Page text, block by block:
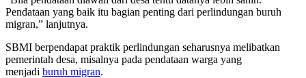
Pendataan yang baik itu bagian penting dari perlindungan buruh
migran,” lanjutnya.
SBMI berpendapat praktik perlindungan seharusnya melibatkan
pemerintah desa, misalnya pada pendataan warga yang
menjadi buruh migran.